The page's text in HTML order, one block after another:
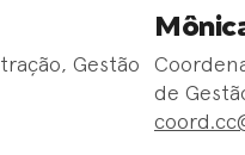
Gestão
de